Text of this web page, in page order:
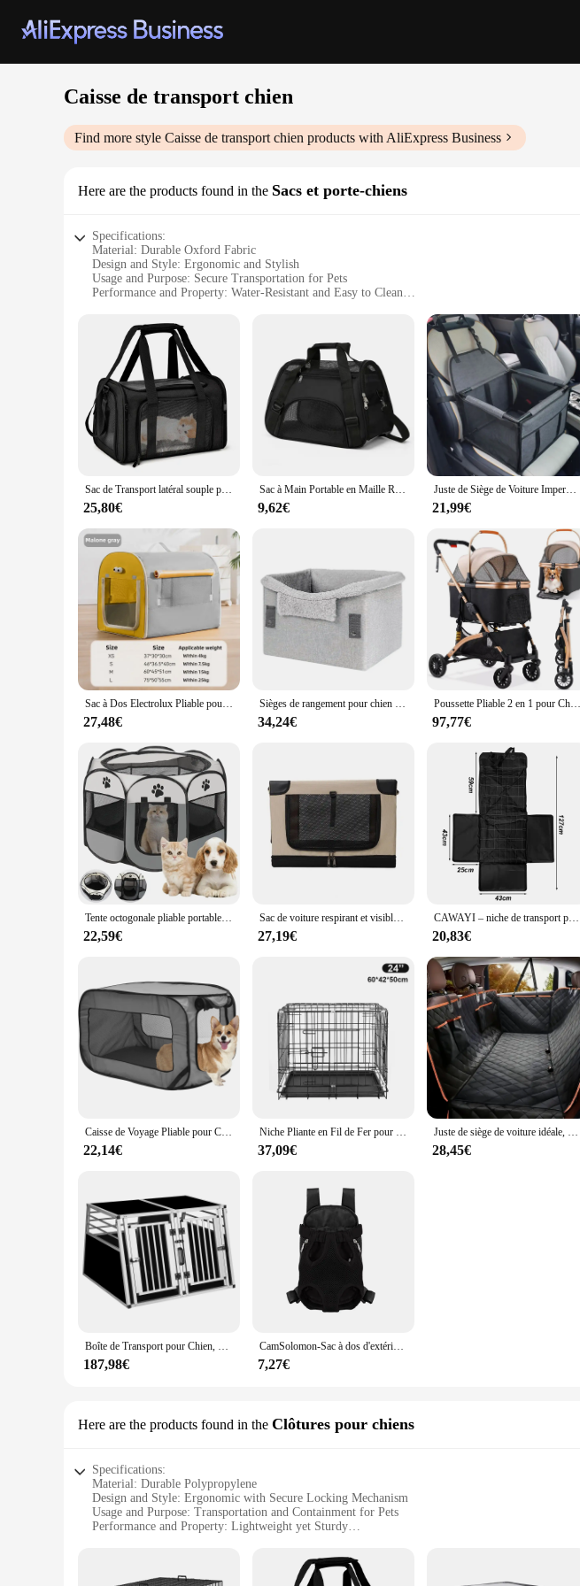
Caisse de transport chien
Find more style Caisse de transport chien products with AliExpress Business
Here are the products found in the Sacs et porte-chiens
Specifications:
Material: Durable Oxford Fabric
Design and Style: Ergonomic and Stylish
Usage and Purpose: Secure Transportation for Pets
Performance and Property: Water-Resistant and Easy to Clean
Applicable People: Pet Owners and Pet Professionals
Features:
|Wholesale|
**Optimized for Pet Comfort and Safety**
The Caisse de transport chien is not just a mere carrier; it's a testament to the bond between
designed to withstand the rigors of travel, ensuring your dog's comfort and safety during long
reducing strain on your shoulders and back. The case's water-resistant properties make it a
**Versatile and Convenient for Pet Professionals**
Whether you're a professional pet sitter, groomer, or veterinarian, the Caisse de transport chien
making it suitable for large and small dogs alike. The case's secure handles and adjustable
spaces. The case's design also allows for easy access to your pet, ensuring that they can be
**Adaptable for Pet Owners on the Go**
For pet owners who value convenience and style, the Caisse de transport chien is the perfect
carrier sets the standard for traveling with your canine companion. The case's lightweight
your pet along wherever life takes you. With the Caisse de transport chien, you can enjoy the
Sac de Transport latéral souple pour chien et chat, sac de voyage pour animaux de compagnie, approuvé par la compagnie aérienne, pour petits chiens et chats
25,80€
Sac à Main Portable en Maille Respirante pour Chat et Chien, Accessoire de Transport Pliable
9,62€
Juste de Siège de Voiture Imperméable pour Chien et Chat, Sac de Voyage, Hamac de Transport, mir pour Petits et Moyens Chiens
21,99€
Sac à Dos Electrolux Pliable pour Animaux de Compagnie, Petit et Moyen Gabarit, Voyage, Sortie, Chenil pour Chien, Chat, Chiot
27,48€
Sièges de rangement pour chien et chat, chenil de voiture, peut être retiré et lavé, coussins de voyage, transport familial, petits chiens et chats
34,24€
Poussette Pliable 2 en 1 pour Chien et Chat, Boîte de Transport, Roues en Caoutchouc Résistantes à l'Usure à 360 °, avec mir de Rangement
97,77€
Tente octogonale pliable portable pour animaux de compagnie, maison de voyage en plein air, clôture pour chat et chien, utilisation facile
22,59€
Sac de voiture respirant et visible pour animaux de compagnie, cage pour chien, siège de voiture, puits de lumière supérieur, boîte de transport pour chien
27,19€
CAWAYI – niche de transport pour chien et chiot, sac de voyage en voiture, hamac pliable, imperméable, panier pour animaux de compagnie
20,83€
Caisse de Voyage Pliable pour Chien, Grand Lit Portable, Niche pour Animaux de Compagnie, Niket Extérieur, Accessoires pour Siège de Voiture
22,14€
Niche Pliante en Fil de Fer pour Chien et Chat, Abri pour Lapin d'Inde, Chaton, Gerbille
37,09€
Juste de siège de voiture idéale, améliorez vos sièges de voiture avec cette housse de hamac pour chien étanche et anti-rayures!
28,45€
Boîte de Transport pour Chien, Voiture, Electrolux avec PerfecSync, 2 Portes pour Animaux de Compagnie de Taille Moyenne et Grande, Samoyède, Labrador, Husky
187,98€
CamSolomon-Sac à dos d'extérieur respirant pour chien, transporteur de chiot de voyage, véhicule de transport, maille pour animaux de compagnie, sac de transport pour chien, nouveau
7,27€
Here are the products found in the Clôtures pour chiens
Specifications:
Material: Durable Polypropylene
Design and Style: Ergonomic with Secure Locking Mechanism
Usage and Purpose: Transportation and Containment for Pets
Performance and Property: Lightweight yet Sturdy
Applicable People: Pet Owners and Transportation Professionals
Features: